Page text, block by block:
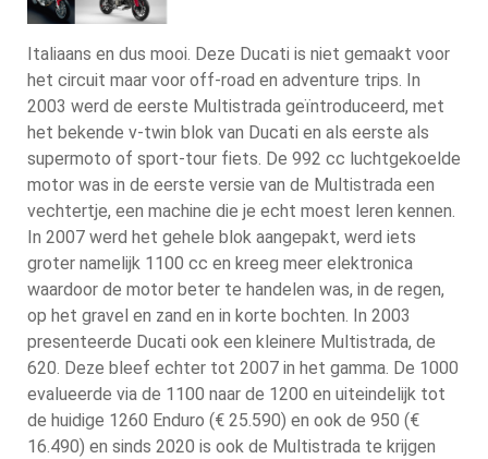
Italiaans en dus mooi. Deze Ducati is niet gemaakt voor
het circuit maar voor off-road en adventure trips. In
2003 werd de eerste Multistrada geïntroduceerd, met
het bekende v-twin blok van Ducati en als eerste als
supermoto of sport-tour fiets. De 992 cc luchtgekoelde
motor was in de eerste versie van de Multistrada een
vechtertje, een machine die je echt moest leren kennen.
In 2007 werd het gehele blok aangepakt, werd iets
groter namelijk 1100 cc en kreeg meer elektronica
waardoor de motor beter te handelen was, in de regen,
op het gravel en zand en in korte bochten. In 2003
presenteerde Ducati ook een kleinere Multistrada, de
620. Deze bleef echter tot 2007 in het gamma. De 1000
evalueerde via de 1100 naar de 1200 en uiteindelijk tot
de huidige 1260 Enduro (€ 25.590) en ook de 950 (€
16.490) en sinds 2020 is ook de Multistrada te krijgen